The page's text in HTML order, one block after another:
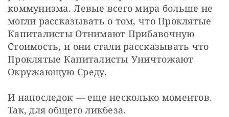
коммунизма. Левые всего мира больше не
могли рассказывать о том, что Проклятые
Капиталисты Отнимают Прибавочную
Стоимость, и они стали рассказывать что
Проклятые Капиталисты Уничтожают
Окружающую Среду.
И напоследок — еще несколько моментов.
Так, для общего ликбеза.